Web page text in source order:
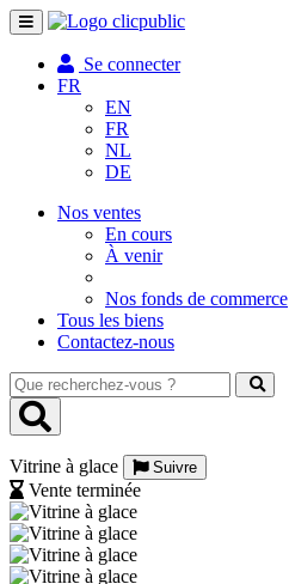
Toggle
navigation
Se connecter
FR
EN
FR
NL
DE
Nos ventes
En cours
À venir
Nos fonds de commerce
Tous les biens
Contactez-nous
Que
recherchez-
vous
Vitrine à glace
Suivre
Vente terminée